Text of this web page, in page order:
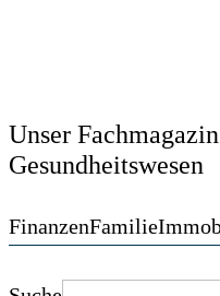
Unser
Gesundheitswesen
FinanzenFamilie